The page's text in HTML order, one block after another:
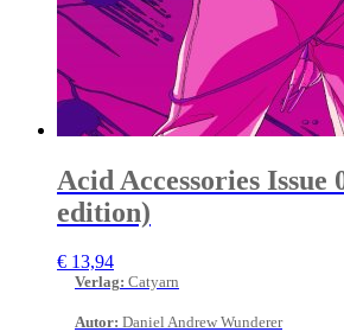
Acid Accessories Issue
edition)
€ 13,94
Verlag: Catyarn
Autor: Daniel Andrew Wunderer